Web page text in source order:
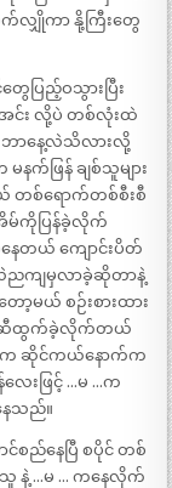
လျှိုကာ နို့ကြီးတွေ
ေပြည့်ဝသွားပြီး
အင်း လို့ပဲ တစ်လုံးထဲ
ာနေ့လဲသိလားလို့
မနက်ဖြန် ချစ်သူများ
တစ်ရောက်တစ်စီးစီ
အိမ်ကိုပြန်ခဲ့လိုက်
နေတယ် ကျောင်းပိတ်
ညကျမှလာခဲ့ဆိုတာနဲ့
ာ့မယ် စဉ်းစားထား
ားဆီထွက်ခဲ့လိုက်တယ်
…က ဆိုင်ကယ်နောက်က
းဖြင့် …မ …က
သည်။
စည်နေပြီ စပိုင် တစ်
နဲ့ …မ … ကနေလိုက်